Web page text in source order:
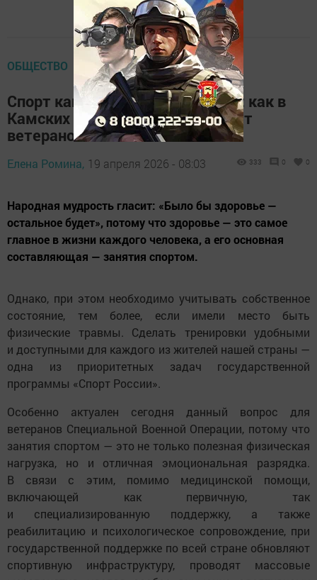
ОБЩЕСТВО
Спорт как основа реабилитации: как в
Камских Полянах поддерживают
ветеранов СВО
Елена Ромина, 19 апреля 2026 - 08:03 333 0 0
Народная мудрость гласит: «Было бы здоровье —
остальное будет», потому что здоровье — это самое
главное в жизни каждого человека, а его основная
составляющая — занятия спортом.
Однако, при этом необходимо учитывать собственное
состояние, тем более, если имели место быть
физические травмы. Сделать тренировки удобными
и доступными для каждого из жителей нашей страны —
одна из приоритетных задач государственной
программы «Спорт России».
Особенно актуален сегодня данный вопрос для
ветеранов Специальной Военной Операции, потому что
занятия спортом — это не только полезная физическая
нагрузка, но и отличная эмоциональная разрядка.
В связи с этим, помимо медицинской помощи,
включающей как первичную, так
и специализированную поддержку, а также
реабилитацию и психологическое сопровождение, при
государственной поддержке по всей стране обновляют
спортивную инфраструктуру, проводят массовые